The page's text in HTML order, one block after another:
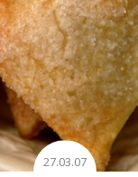
27.03.07